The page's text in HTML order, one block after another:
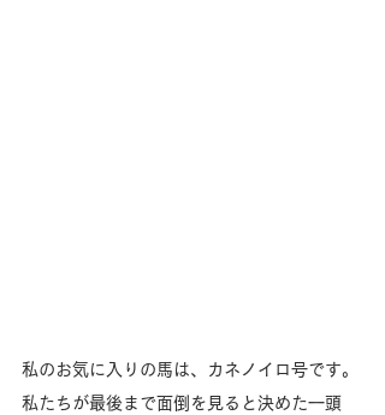
私のお気に入りの馬は、カネノイロ号です。
私たちが最後まで面倒を見ると決めた一頭